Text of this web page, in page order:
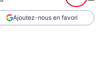
Ajoutez-nous en favori